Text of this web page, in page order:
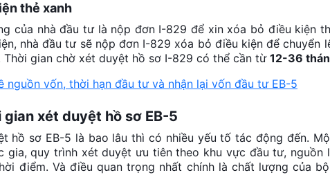
thẻ xanh
của nhà đầu tư là nộp đơn I-829 để xin xóa bỏ điều kiện
nhà đầu tư sẽ nộp đơn I-829 xóa bỏ điều kiện để chuyển
gian chờ xét duyệt hồ sơ I-829 có thể cần từ 12-36
nguồn vốn, thời hạn đầu tư và nhận lại vốn đầu tư EB-5
xét duyệt hồ sơ EB-5
hồ sơ EB-5 là bao lâu thì có nhiều yếu tố tác động đến.
gia, quy trình xét duyệt ưu tiên theo khu vực đầu tư, nguồn
điểm. Và điều quan trọng nhất chính là chất lượng của